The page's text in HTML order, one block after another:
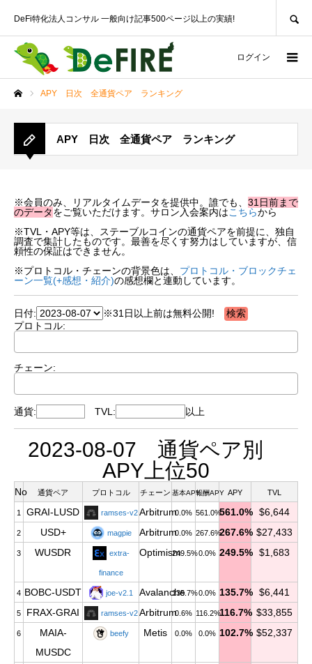
DeFi特化法人コンサル 一般向け記事500ページ以上の実績!
ログイン
APY 日次 全通貨ペア ランキング
APY 日次 全通貨ペア ランキング
※会員のみ、リアルタイムデータを提供中。誰でも、 31日前まで
のデータをご覧いただけます。サロン入会案内はこちらから
※TVL・APY等は、ステーブルコインの通貨ペアを前提に、独自
調査で集計したものです。最善を尽くす努力はしていますが、信
頼性の保証はできません。
※プロトコル・チェーンの背景色は、 プロトコル・ブロックチェ
ーン一覧(+感想・紹介)の感想欄と連動しています。
日付:
※31日以上前は無料公開!
プロトコル:
チェーン:
通貨: TVL: 以上
2023-08-07 通貨ペア別
APY上位50
No 通貨ペア プロトコル チェーン 基本APY報酬APY APY TVL
1 GRAI-LUSD ramses-v2 Arbitrum0.0% 561.0%561.0% $6,644
2 USD+ magpie Arbitrum0.0% 267.6%267.6% $27,433
3 WUSDR extra-
finance
Optimism249.5%0.0% 249.5% $1,683
4 BOBC-USDT joe-v2.1 Avalanche135.7%0.0% 135.7% $6,441
5 FRAX-GRAI ramses-v2 Arbitrum0.6% 116.2%116.7% $33,855
6
MAIA-
MUSDC
beefy Metis 0.0% 0.0% 102.7% $52,337